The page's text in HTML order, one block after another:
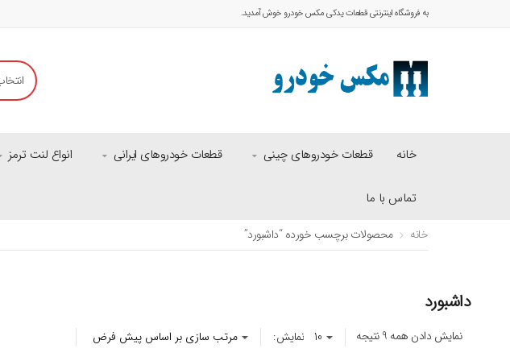
به فروشگاه اینترنتی قطعات یدکی مکس خودرو خوش آمدید.
خانه قطعات خودروهای چینی قطعات خودروهای ایرانی انواع لنت ترمز
تماس با ما
خانه محصولات برچسب خورده “داشبورد”
داشبورد
نمایش دادن همه 9 نتیجه نمایش: